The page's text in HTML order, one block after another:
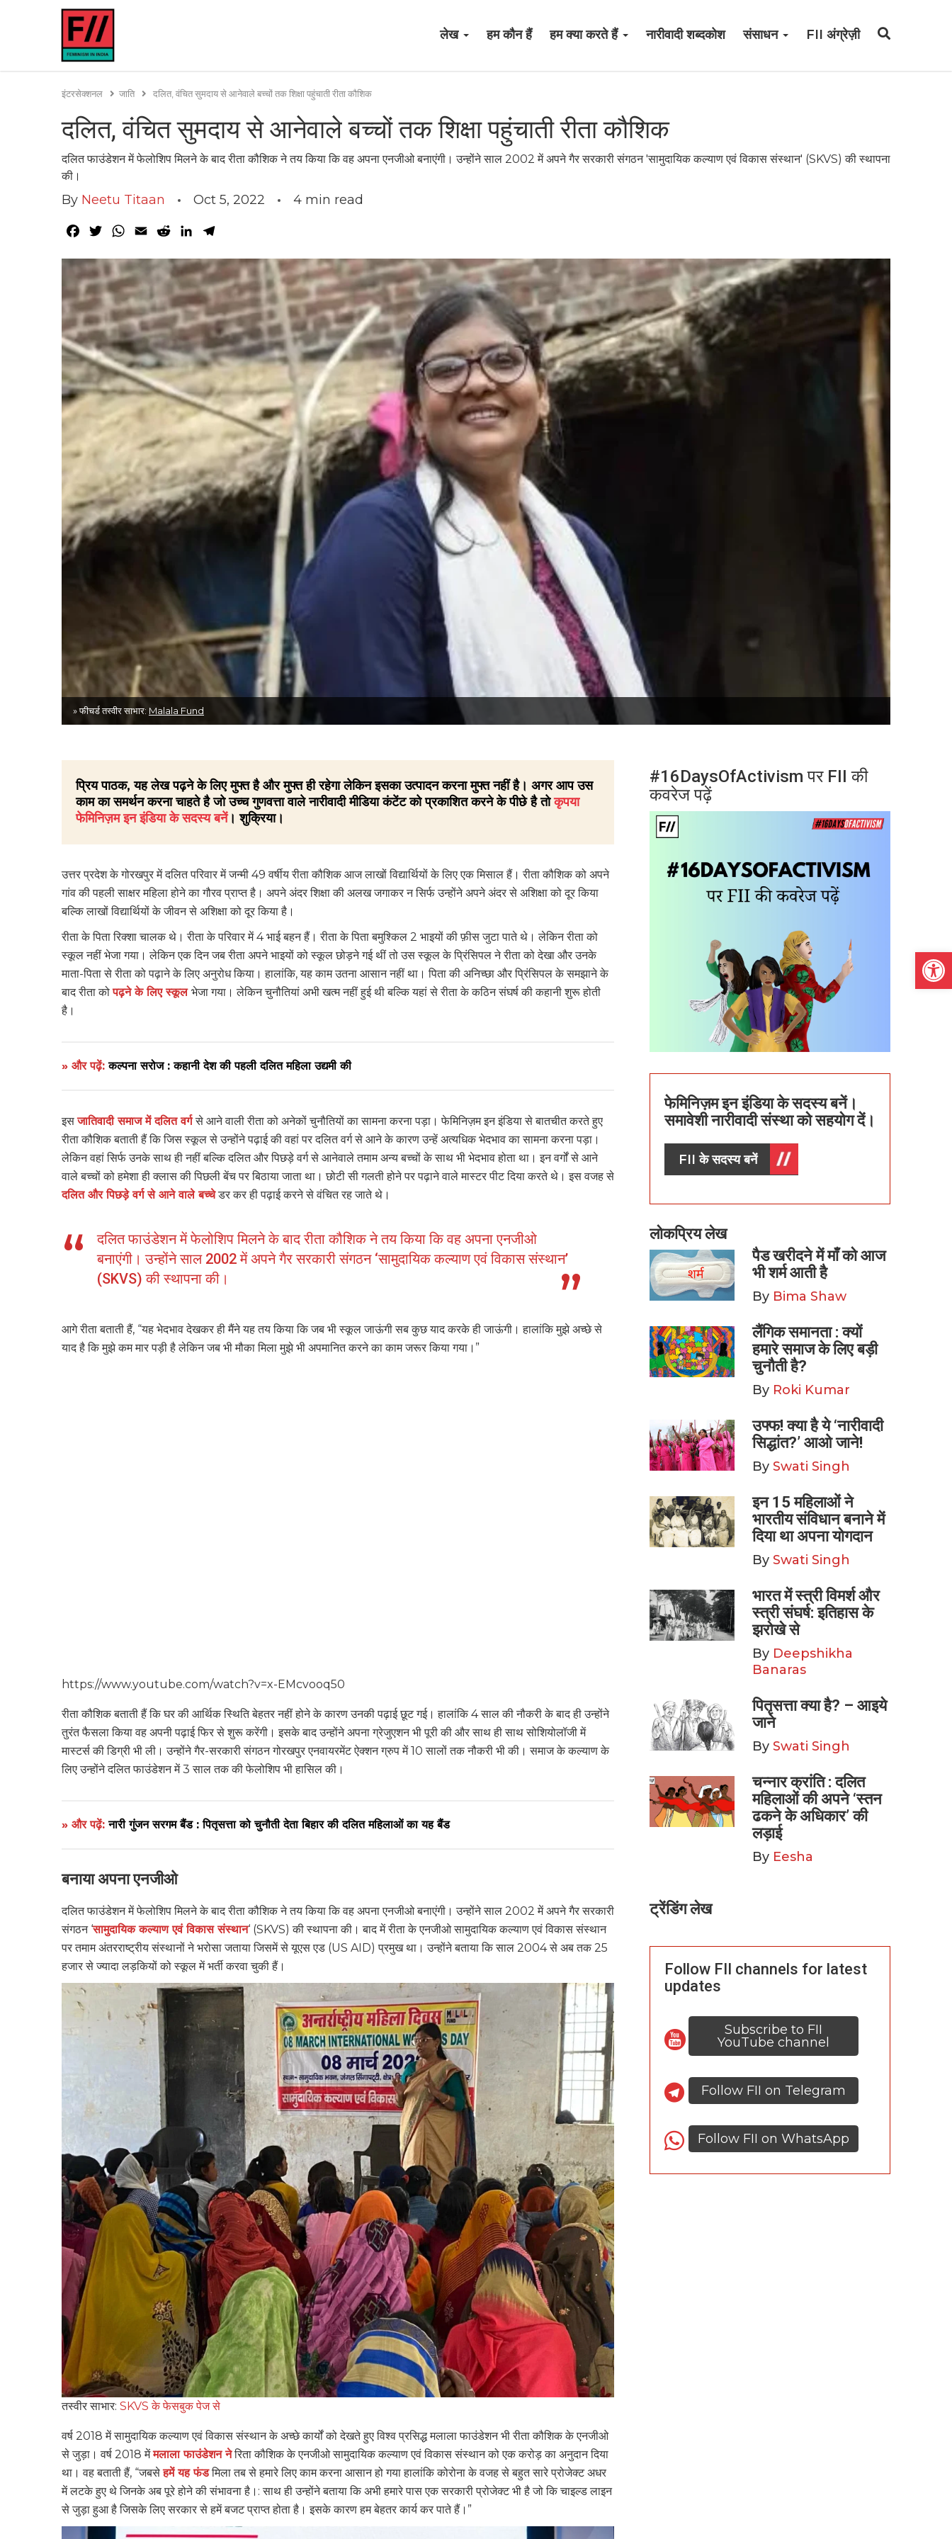
लेख हम कौन हैं हम क्या करते हैं नारीवादी शब्दकोश संसाधन FII अंग्रेज़ी
इंटरसेक्शनल जाति दलित, वंचित सुमदाय से आनेवाले बच्चों तक शिक्षा पहुंचाती रीता कौशिक
दलित, वंचित सुमदाय से आनेवाले बच्चों तक शिक्षा पहुंचाती रीता कौशिक
दलित फाउंडेशन में फेलोशिप मिलने के बाद रीता कौशिक ने तय किया कि वह अपना एनजीओ बनाएंगी। उन्होंने साल 2002 में अपने गैर सरकारी संगठन 'सामुदायिक कल्याण एवं विकास संस्थान' (SKVS) की स्थापना
की।
By Neetu Titaan Oct 5, 2022 4 min read
Facebook
TwitterWhatsApp
Email RedditLinkedIn
» फीचर्ड तस्वीर साभार: Malala Fund
प्रिय पाठक, यह लेख पढ़ने के लिए मुफ्त है और मुफ्त ही रहेगा लेकिन इसका उत्पादन करना मुफ्त नहीं है। अगर आप उस
काम का समर्थन करना चाहते है जो उच्च गुणवत्ता वाले नारीवादी मीडिया कंटेंट को प्रकाशित करने के पीछे है तोकृपया
फेमिनिज़म इन इंडिया के सदस्य बनें। शुक्रिया।
उत्तर प्रदेश के गोरखपुर में दलित परिवार में जन्मी 49 वर्षीय रीता कौशिक आज लाखों विद्यार्थियों के लिए एक मिसाल हैं। रीता कौशिक को अपने
गांव की पहली साक्षर महिला होने का गौरव प्राप्त है। अपने अंदर शिक्षा की अलख जगाकर न सिर्फ उन्होंने अपने अंदर से अशिक्षा को दूर किया
बल्कि लाखों विद्यार्थियों के जीवन से अशिक्षा को दूर किया है।
रीता के पिता रिक्शा चालक थे। रीता के परिवार में 4 भाई बहन हैं। रीता के पिता बमुश्किल 2 भाइयों की फ़ीस जुटा पाते थे। लेकिन रीता को
स्कूल नहीं भेजा गया। लेकिन एक दिन जब रीता अपने भाइयों को स्कूल छोड़ने गई थीं तो उस स्कूल के प्रिंसिपल ने रीता को देखा और उनके
माता-पिता से रीता को पढ़ाने के लिए अनुरोध किया। हालांकि, यह काम उतना आसान नहीं था। पिता की अनिच्छा और प्रिंसिपल के समझाने के
बाद रीता कोपढ़ने के लिए स्कूल भेजा गया। लेकिन चुनौतियां अभी खत्म नहीं हुई थी बल्कि यहां से रीता के कठिन संघर्ष की कहानी शुरू होती
है।
» और पढ़ें:कल्पना सरोज : कहानी देश की पहली दलित महिला उद्यमी की
इसजातिवादी समाज में दलित वर्गसे आने वाली रीता को अनेकों चुनौतियों का सामना करना पड़ा। फेमिनिज़म इन इंडिया से बातचीत करते हुए
रीता कौशिक बताती हैं कि जिस स्कूल से उन्होंने पढ़ाई की वहां पर दलित वर्ग से आने के कारण उन्हें अत्यधिक भेदभाव का सामना करना पड़ा।
लेकिन वहां सिर्फ उनके साथ ही नहीं बल्कि दलित और पिछड़े वर्ग से आनेवाले तमाम अन्य बच्चों के साथ भी भेदभाव होता था। इन वर्गों से आने
वाले बच्चों को हमेशा ही क्लास की पिछली बेंच पर बिठाया जाता था। छोटी सी गलती होने पर पढ़ाने वाले मास्टर पीट दिया करते थे। इस वजह से
दलित और पिछड़े वर्ग से आने वाले बच्चेडर कर ही पढ़ाई करने से वंचित रह जाते थे।
दलित फाउंडेशन में फेलोशिप मिलने के बाद रीता कौशिक ने तय किया कि वह अपना एनजीओ
बनाएंगी। उन्होंने साल 2002 में अपने गैर सरकारी संगठन ‘सामुदायिक कल्याण एवं विकास संस्थान’
(SKVS) की स्थापना की।
आगे रीता बताती हैं, “यह भेदभाव देखकर ही मैंने यह तय किया कि जब भी स्कूल जाऊंगी सब कुछ याद करके ही जाऊंगी। हालांकि मुझे अच्छे से
याद है कि मुझे कम मार पड़ी है लेकिन जब भी मौका मिला मुझे भी अपमानित करने का काम जरूर किया गया।”
https://www.youtube.com/watch?v=x-EMcvooq50
रीता कौशिक बताती हैं कि घर की आर्थिक स्थिति बेहतर नहीं होने के कारण उनकी पढ़ाई छूट गई। हालांकि 4 साल की नौकरी के बाद ही उन्होंने
तुरंत फैसला किया वह अपनी पढ़ाई फिर से शुरू करेंगी। इसके बाद उन्होंने अपना ग्रेजुएशन भी पूरी की और साथ ही साथ सोशियोलॉजी में
मास्टर्स की डिग्री भी ली। उन्होंने गैर-सरकारी संगठन गोरखपुर एनवायरमेंट ऐक्शन ग्रुप में 10 सालों तक नौकरी भी की। समाज के कल्याण के
लिए उन्होंने दलित फाउंडेशन में 3 साल तक की फेलोशिप भी हासिल की।
» और पढ़ें:नारी गुंजन सरगम बैंड : पितृसत्ता को चुनौती देता बिहार की दलित महिलाओं का यह बैंड
बनाया अपना एनजीओ
दलित फाउंडेशन में फेलोशिप मिलने के बाद रीता कौशिक ने तय किया कि वह अपना एनजीओ बनाएंगी। उन्होंने साल 2002 में अपने गैर सरकारी
संगठन ‘सामुदायिक कल्याण एवं विकास संस्थान‘ (SKVS) की स्थापना की। बाद में रीता के एनजीओ सामुदायिक कल्याण एवं विकास संस्थान
पर तमाम अंतरराष्ट्रीय संस्थानों ने भरोसा जताया जिसमें से यूएस एड (US AID) प्रमुख था। उन्होंने बताया कि साल 2004 से अब तक 25
हजार से ज्यादा लड़कियों को स्कूल में भर्ती करवा चुकी हैं।
तस्वीर साभार: SKVS के फेसबुक पेज से
वर्ष 2018 में सामुदायिक कल्याण एवं विकास संस्थान के अच्छे कार्यों को देखते हुए विश्व प्रसिद्ध मलाला फाउंडेशन भी रीता कौशिक के एनजीओ
से जुड़ा। वर्ष 2018 मेंमलाला फाउंडेशन नेरिता कौशिक के एनजीओ सामुदायिक कल्याण एवं विकास संस्थान को एक करोड़ का अनुदान दिया
था। वह बताती हैं, “जबसेहमें यह फंडमिला तब से हमारे लिए काम करना आसान हो गया हालांकि कोरोना के वजह से बहुत सारे प्रोजेक्ट अधर
में लटके हुए थे जिनके अब पूरे होने की संभावना है।: साथ ही उन्होंने बताया कि अभी हमारे पास एक सरकारी प्रोजेक्ट भी है जो कि चाइल्ड लाइन
से जुड़ा हुआ है जिसके लिए सरकार से हमें बजट प्राप्त होता है। इसके कारण हम बेहतर कार्य कर पाते हैं।”
#16DaysOfActivism पर FII की
कवरेज पढ़ें
फेमिनिज़म इन इंडिया के सदस्य बनें।
समावेशी नारीवादी संस्था को सहयोग दें।
FII के सदस्य बनें
लोकप्रिय लेख
पैड खरीदने में माँ को आज
भी शर्म आती है
By Bima Shaw
लैंगिक समानता : क्यों
हमारे समाज के लिए बड़ी
चुनौती है?
By Roki Kumar
उफ्फ! क्या है ये ‘नारीवादी
सिद्धांत?’ आओ जाने!
By Swati Singh
इन 15 महिलाओं ने
भारतीय संविधान बनाने में
दिया था अपना योगदान
By Swati Singh
भारत में स्त्री विमर्श और
स्त्री संघर्ष: इतिहास के
झरोखे से
By Deepshikha
Banaras
पितृसत्ता क्या है? – आइये
जाने
By Swati Singh
चन्नार क्रांति : दलित
महिलाओं की अपने ‘स्तन
ढकने के अधिकार’ की
लड़ाई
By Eesha
ट्रेंडिंग लेख
Follow FII channels for latest
updates
Subscribe to FII
YouTube channel
Follow FII on Telegram
Follow FII on WhatsApp